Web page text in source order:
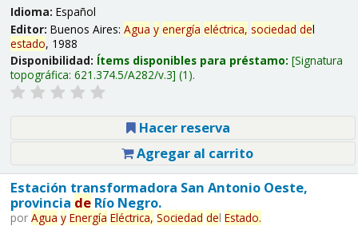
Idioma: Español
Editor: Buenos Aires: Agua y energía eléctrica, sociedad del
estado, 1988
Disponibilidad: Ítems disponibles para préstamo: Signatura
topográfica: 621.374.5/A282/v.3 (1).
Hacer reserva
Agregar al carrito
Estación transformadora San Antonio Oeste,
provincia deRío Negro.
por Agua y Energía Eléctrica, Sociedad del Estado.